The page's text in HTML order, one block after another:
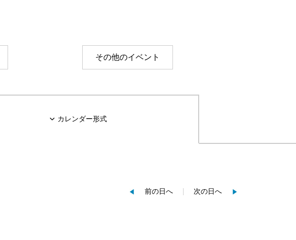
その他のイベント
カレンダー形式
前の日へ 次の日へ